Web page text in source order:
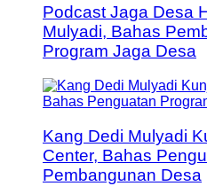
Podcast Jaga Desa
Mulyadi, Bahas
Program Jaga Desa
Kang Dedi Mulyadi
Center, Bahas
Pembangunan Desa